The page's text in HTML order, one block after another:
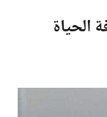
الحياة